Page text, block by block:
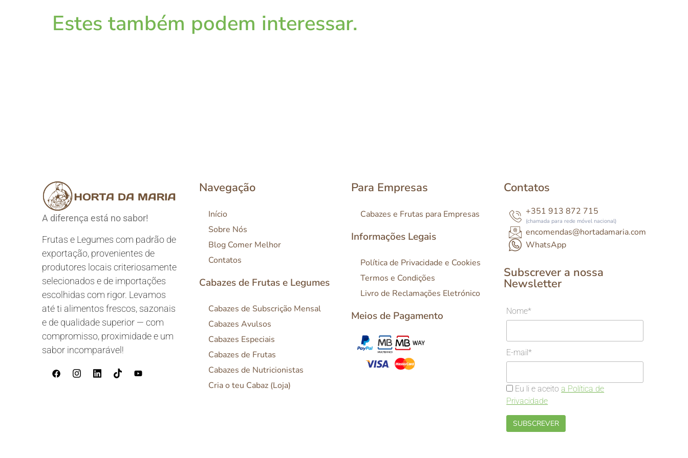
Estes também podem interessar.
A diferença está no sabor!
Frutas e Legumes com padrão de
exportação, provenientes de
produtores locais criteriosamente
selecionados e de importações
escolhidas com rigor. Levamos
até ti alimentos frescos, sazonais
e de qualidade superior — com
compromisso, proximidade e um
sabor incomparável!
Navegação
Início
Sobre Nós
Blog Comer Melhor
Contatos
Cabazes de Frutas e Legumes
Cabazes de Subscrição Mensal
Cabazes Avulsos
Cabazes Especiais
Cabazes de Frutas
Cabazes de Nutricionistas
Cria o teu Cabaz (Loja)
Para Empresas
Cabazes e Frutas para Empresas
Informações Legais
Política de Privacidade e Cookies
Termos e Condições
Livro de Reclamações Eletrónico
Meios de Pagamento
Contatos
+351 913 872 715
(chamada para rede móvel nacional)
encomendas@hortadamaria.com
WhatsApp
Subscrever a nossa
Newsletter
Nome*
E-mail*
Eu li e aceitoa Política de
Privacidade